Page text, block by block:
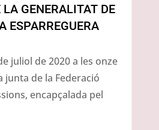
GENERALITAT DE
ESPARREGUERA
juliol de 2020 a les onze
junta de la Federació
encapçalada pel